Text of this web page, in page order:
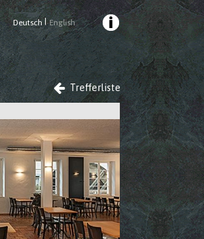
Deutsch | English
Trefferliste